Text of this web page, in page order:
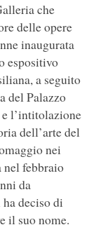
che
delle opere
inaugurata
espositivo
a seguito
del Palazzo
l’intitolazione
dell’arte del
nei
nel febbraio
da
deciso di
il suo nome.